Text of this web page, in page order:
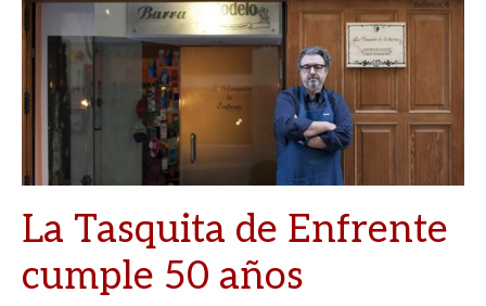
La Tasquita de Enfrente
cumple 50 años